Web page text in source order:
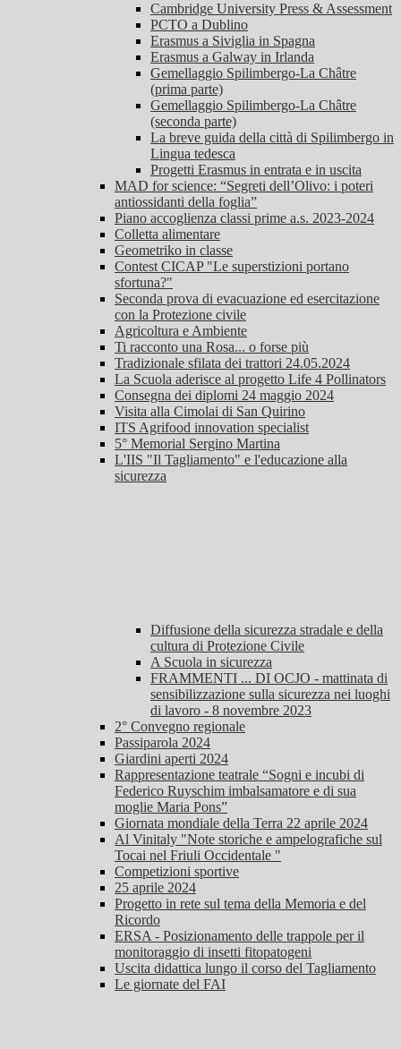
Cambridge University Press & Assessment
PCTO a Dublino
Erasmus a Siviglia in Spagna
Erasmus a Galway in Irlanda
Gemellaggio Spilimbergo-La Châtre
(prima parte)
Gemellaggio Spilimbergo-La Châtre
(seconda parte)
La breve guida della città di Spilimbergo in
Lingua tedesca
Progetti Erasmus in entrata e in uscita
MAD for science: “Segreti dell’Olivo: i poteri
antiossidanti della foglia”
Piano accoglienza classi prime a.s. 2023-2024
Colletta alimentare
Geometriko in classe
Contest CICAP "Le superstizioni portano
sfortuna?"
Seconda prova di evacuazione ed esercitazione
con la Protezione civile
Agricoltura e Ambiente
Ti racconto una Rosa... o forse più
Tradizionale sfilata dei trattori 24.05.2024
La Scuola aderisce al progetto Life 4 Pollinators
Consegna dei diplomi 24 maggio 2024
Visita alla Cimolai di San Quirino
ITS Agrifood innovation specialist
5° Memorial Sergino Martina
L'IIS "Il Tagliamento" e l'educazione alla
sicurezza
Diffusione della sicurezza stradale e della
cultura di Protezione Civile
A Scuola in sicurezza
FRAMMENTI ... DI OCJO - mattinata di
sensibilizzazione sulla sicurezza nei luoghi
di lavoro - 8 novembre 2023
2° Convegno regionale
Passiparola 2024
Giardini aperti 2024
Rappresentazione teatrale “Sogni e incubi di
Federico Ruyschim imbalsamatore e di sua
moglie Maria Pons”
Giornata mondiale della Terra 22 aprile 2024
Al Vinitaly "Note storiche e ampelografiche sul
Tocai nel Friuli Occidentale "
Competizioni sportive
25 aprile 2024
Progetto in rete sul tema della Memoria e del
Ricordo
ERSA - Posizionamento delle trappole per il
monitoraggio di insetti fitopatogeni
Uscita didattica lungo il corso del Tagliamento
Le giornate del FAI